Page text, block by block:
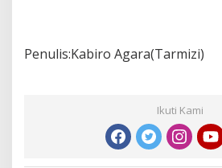
Penulis:Kabiro Agara(Tarmizi)
Ikuti Kami